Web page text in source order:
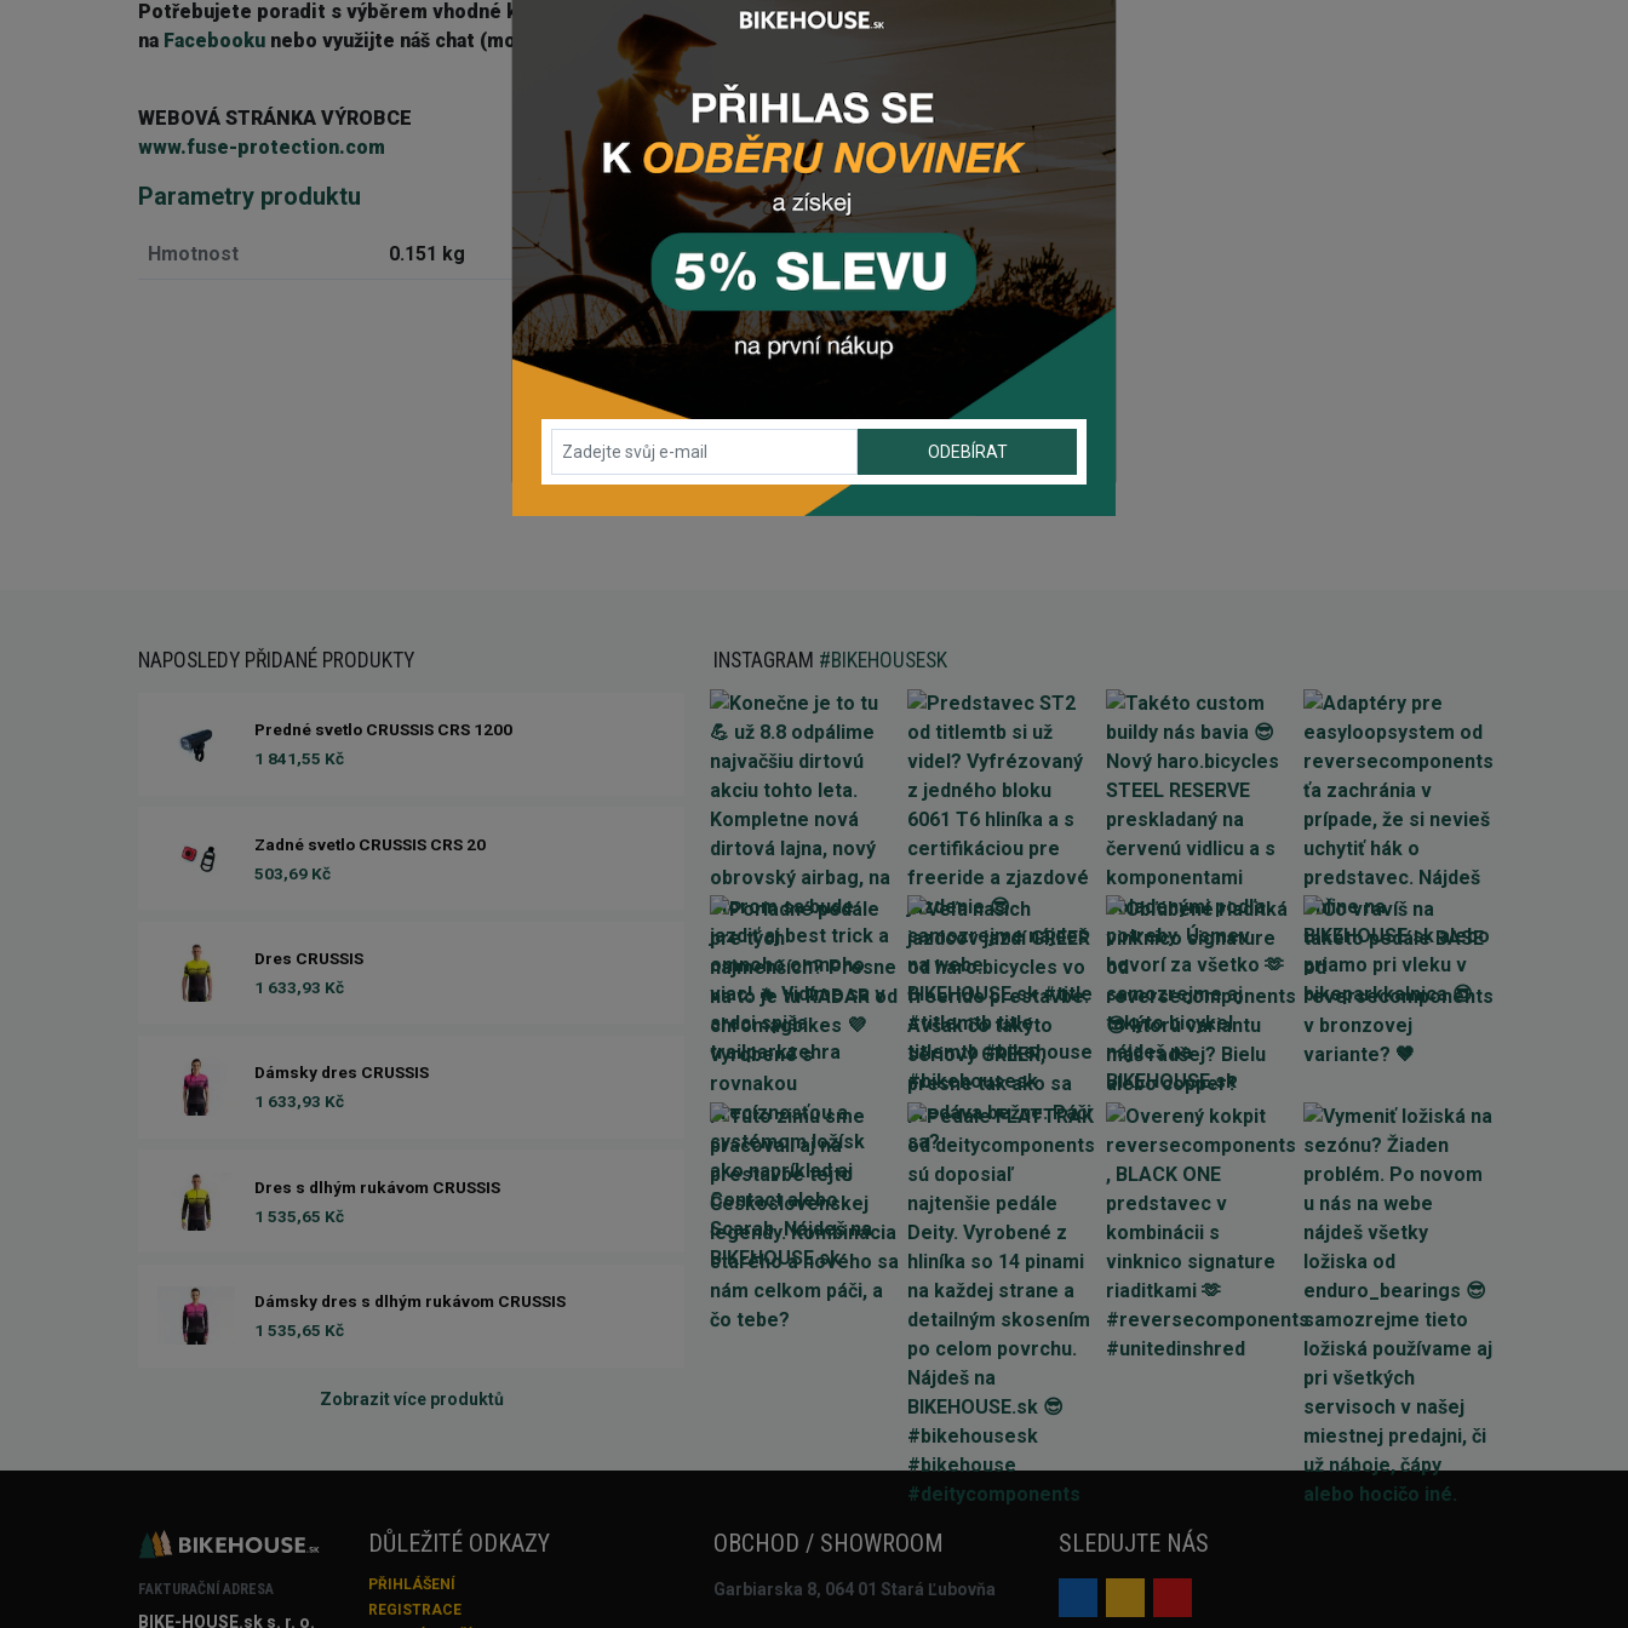
Potřebujete poradit s výběrem vhodné komponenty? Zanechte námemail, zprávu
na Facebooku nebo využijte náš chat (modré tlačítko vpravo dole).
WEBOVÁ STRÁNKA VÝROBCE
www.fuse-protection.com
Parametry produktu
Hmotnost 0.151 kg
NAPOSLEDY PŘIDANÉ PRODUKTY
Predné svetlo CRUSSIS CRS 1200
1 841,55 Kč
Zadné svetlo CRUSSIS CRS 20
503,69 Kč
Dres CRUSSIS
1 633,93 Kč
Dámsky dres CRUSSIS
1 633,93 Kč
Dres s dlhým rukávom CRUSSIS
1 535,65 Kč
Dámsky dres s dlhým rukávom CRUSSIS
1 535,65 Kč
Zobrazit více produktů
INSTAGRAM #BIKEHOUSESK
FAKTURAČNÍ ADRESA
BIKE-HOUSE.sk s. r. o.
DŮLEŽITÉ ODKAZY
PŘIHLÁŠENÍ
REGISTRACE
OBCHOD / SHOWROOM
Garbiarska 8, 064 01 Stará Ľubovňa
SLEDUJTE NÁS
ODEBÍRAT